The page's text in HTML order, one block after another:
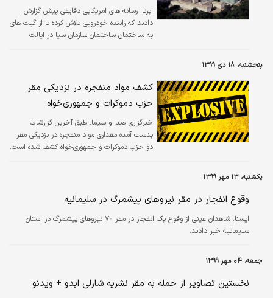
ایرنا: رسانه های امریکایی دقایقی پیش گزارش
دادند که راننده خودرویی تلاش کرده تا از گیت های
به ساختمان ساختمان سازمان سیا در ایالت
پنجشنبه، ۱۸ دی ۱۳۹۹
کشف مواد منفجره در نزدیکی مقر
حزب دموکرات و جمهوری‌خواه
خبرگزاری صدا و سیما: طبق آخرین گزارشات
بدست آمده مقداری مواد منفجره در نزدیکی مقر
دو حزب دموکرات و جمهوری‌خواه کشف شده است.
یکشنبه، ۱۳ مهر ۱۳۹۹
وقوع انفجار در مقر نیروهای پیشمرگ در سلیمانیه
ايسنا:
شاهدان عینی از وقوع یک انفجار در مقر ۷۰ نیروهای پیشمرگ در استان
سلیمانیه خبر دادند.
جمعه، ۰۴ مهر ۱۳۹۹
نخستین تصاویر از حمله به مقر نشریه شارلی ابدو + ویدئو